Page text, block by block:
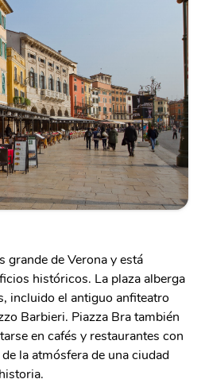
grande de Verona y está
históricos. La plaza alberga
incluido el antiguo anfiteatro
Barbieri. Piazza Bra también
en cafés y restaurantes con
la atmósfera de una ciudad